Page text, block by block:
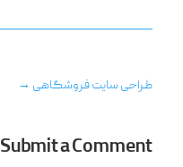
طراحی سایت فروشگاهی →
Submit a Comment